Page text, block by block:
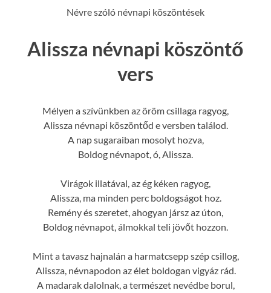
Névre szóló névnapi köszöntések
Alissza névnapi köszöntő
vers
Mélyen a szívünkben az öröm csillaga ragyog,
Alissza névnapi köszöntőd e versben találod.
A nap sugaraiban mosolyt hozva,
Boldog névnapot, ó, Alissza.
Virágok illatával, az ég kéken ragyog,
Alissza, ma minden perc boldogságot hoz.
Remény és szeretet, ahogyan jársz az úton,
Boldog névnapot, álmokkal teli jövőt hozzon.
Mint a tavasz hajnalán a harmatcsepp szép csillog,
Alissza, névnapodon az élet boldogan vigyáz rád.
A madarak dalolnak, a természet nevédbe borul,